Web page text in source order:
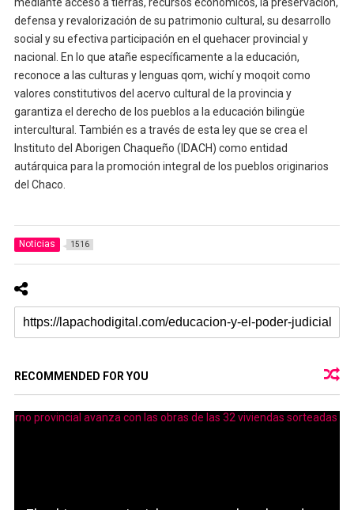
defensa y revalorización de su patrimonio cultural, su desarrollo
social y su efectiva participación en el quehacer provincial y
nacional. En lo que atañe específicamente a la educación,
reconoce a las culturas y lenguas qom, wichí y moqoit como
valores constitutivos del acervo cultural de la provincia y
garantiza el derecho de los pueblos a la educación bilingüe
intercultural. También es a través de esta ley que se crea el
Instituto del Aborigen Chaqueño (IDACH) como entidad
autárquica para la promoción integral de los pueblos originarios
del Chaco.
Noticias 1516
RECOMMENDED FOR YOU